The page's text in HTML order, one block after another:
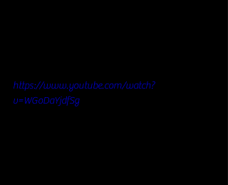
https://www.youtube.com/watch?
v=WGoDaYjdfSg